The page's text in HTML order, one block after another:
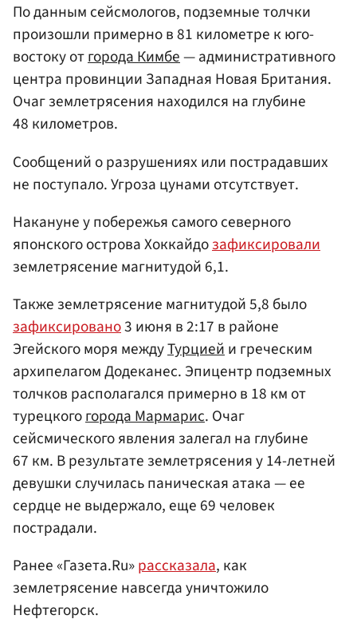
По данным сейсмологов, подземные толчки
произошли примерно в 81 километре к юго-
востоку отгорода Кимбе— административного
центра провинции Западная Новая Британия.
Очаг землетрясения находился на глубине
48 километров.
Сообщений о разрушениях или пострадавших
не поступало. Угроза цунами отсутствует.
Накануне у побережья самого северного
японского острова Хоккайдозафиксировали
землетрясение магнитудой 6,1.
Также землетрясение магнитудой 5,8 было
зафиксировано3 июня в 2:17 в районе
Эгейского моря междуТурциейи греческим
архипелагом Додеканес. Эпицентр подземных
толчков располагался примерно в 18 км от
турецкогогорода Мармарис. Очаг
сейсмического явления залегал на глубине
67 км. В результате землетрясения у 14-летней
девушки случилась паническая атака — ее
сердце не выдержало, еще 69 человек
пострадали.
Ранее «Газета.Ru»рассказала, как
землетрясение навсегда уничтожило
Нефтегорск.